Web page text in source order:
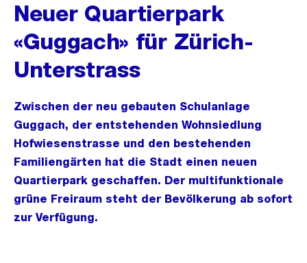
Neuer Quartierpark
«Guggach» für Zürich-
Unterstrass
Zwischen der neu gebauten Schulanlage
Guggach, der entstehenden Wohnsiedlung
Hofwiesenstrasse und den bestehenden
Familiengärten hat die Stadt einen neuen
Quartierpark geschaffen. Der multifunktionale
grüne Freiraum steht der Bevölkerung ab sofort
zur Verfügung.